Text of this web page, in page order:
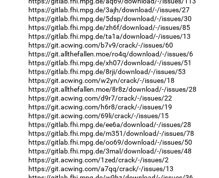
https://gitlab.fhi.mpg.de/3ajh/download/-/issues/27
https://gitlab.fhi.mpg.de/5dsp/download/-/issues/30
https://gitlab.fhi.mpg.de/zh6f/download/-/issues/85
https://gitlab.fhi.mpg.de/ta1a/download/-/issues/13
https://git.acwing.com/b7v9/crack/-/issues/60
https://git.allthefallen.moe/ro4q/download/-/issues/6
https://gitlab.fhi.mpg.de/xh07/download/-/issues/51
https://gitlab.fhi.mpg.de/8rji/download/-/issues/53
https://git.acwing.com/w2yn/crack/-/issues/18
https://git.allthefallen.moe/8r8z/download/-/issues/28
https://git.acwing.com/d9r7/crack/-/issues/22
https://git.acwing.com/h6r8/crack/-/issues/19
https://git.acwing.com/69li/crack/-/issues/15
https://gitlab.fhi.mpg.de/ee6a/download/-/issues/28
https://gitlab.fhi.mpg.de/m351/download/-/issues/78
https://gitlab.fhi.mpg.de/oo69/download/-/issues/50
https://gitlab.fhi.mpg.de/3mal/download/-/issues/48
https://git.acwing.com/1zed/crack/-/issues/2
https://git.acwing.com/a7qq/crack/-/issues/13